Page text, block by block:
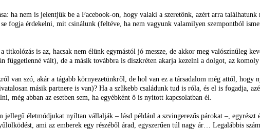
ha nem is jelentjük be a Facebook-on, hogy valaki a szeretőnk, azért arra
fogja érdekelni, mit csinálunk (feltéve, ha nem vagyunk valamilyen szempontból
is az, hacsak nem élünk egymástól jó messze, de akkor meg valószínűleg
vált), de a másik továbbra is diszkréten akarja kezelni a dolgot, az komoly
van szó, akár a tágabb környezetünkről, de hol van ez a társadalom még attól, hogy
másik partnere is van)? Ha a szűkebb családunk tud is róla, és el is fogadja,
még abban az esetben sem, ha egyébként ő is nyitott kapcsolatban él.
jellegű életmódjukat nyíltan vállalják – lásd például a szvingerezős párokat –,
ami az emberek egy részéből árad, egyszerűen túl nagy ár… Legalábbis